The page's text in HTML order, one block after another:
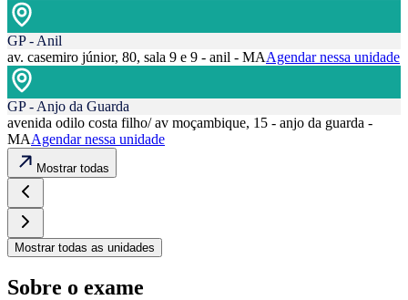
GP - Anil
av. casemiro júnior, 80, sala 9 e 9 - anil - MAAgendar nessa unidade
GP - Anjo da Guarda
avenida odilo costa filho/ av moçambique, 15 - anjo da guarda -
MAAgendar nessa unidade
Mostrar todas
Mostrar todas as unidades
Sobre o exame